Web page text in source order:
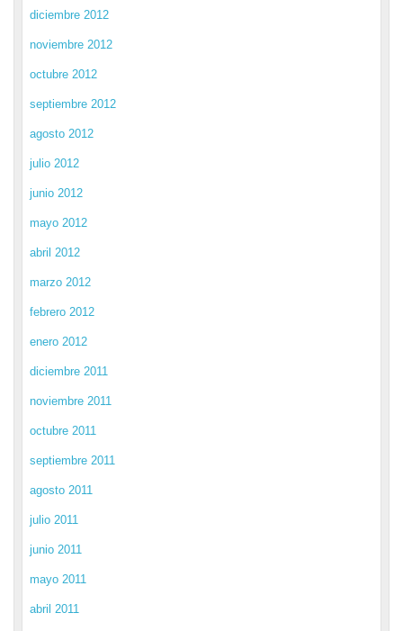
diciembre 2012
noviembre 2012
octubre 2012
septiembre 2012
agosto 2012
julio 2012
junio 2012
mayo 2012
abril 2012
marzo 2012
febrero 2012
enero 2012
diciembre 2011
noviembre 2011
octubre 2011
septiembre 2011
agosto 2011
julio 2011
junio 2011
mayo 2011
abril 2011